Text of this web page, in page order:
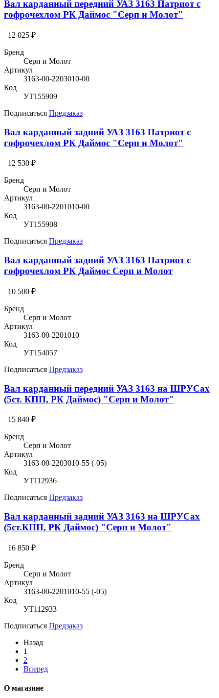
Вал карданный передний УАЗ 3163 Патриот с
гофрочехлом РК Даймос "Серп и Молот"
12 025 ₽
Бренд
Серп и Молот
Артикул
3163-00-2203010-00
Код
УТ155909
Подписаться Предзаказ
Вал карданный задний УАЗ 3163 Патриот с
гофрочехлом РК Даймос "Серп и Молот"
12 530 ₽
Бренд
Серп и Молот
Артикул
3163-00-2201010-00
Код
УТ155908
Подписаться Предзаказ
Вал карданный задний УАЗ 3163 Патриот с
гофрочехлом РК Даймос Серп и Молот
10 500 ₽
Бренд
Серп и Молот
Артикул
3163-00-2201010
Код
УТ154057
Подписаться Предзаказ
Вал карданный передний УАЗ 3163 на ШРУСах
(5ст. КПП, РК Даймос) "Серп и Молот"
15 840 ₽
Бренд
Серп и Молот
Артикул
3163-00-2203010-55 (-05)
Код
УТ112936
Подписаться Предзаказ
Вал карданный задний УАЗ 3163 на ШРУСах
(5ст.КПП, РК Даймос) "Серп и Молот"
16 850 ₽
Бренд
Серп и Молот
Артикул
3163-00-2201010-55 (-05)
Код
УТ112933
Подписаться Предзаказ
Назад
1
2
Вперед
О магазине